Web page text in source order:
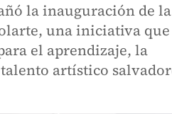
la inauguración de la
una iniciativa
el aprendizaje, la
artístico